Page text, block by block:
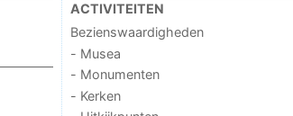
ACTIVITEITEN
Bezienswaardigheden
- Musea
- Monumenten
- Kerken